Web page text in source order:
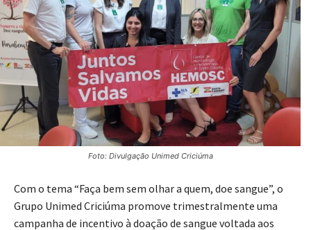
Foto: Divulgação Unimed Criciúma
Com o tema “Faça bem sem olhar a quem, doe sangue”, o
Grupo Unimed Criciúma promove trimestralmente uma
campanha de incentivo à doação de sangue voltada aos